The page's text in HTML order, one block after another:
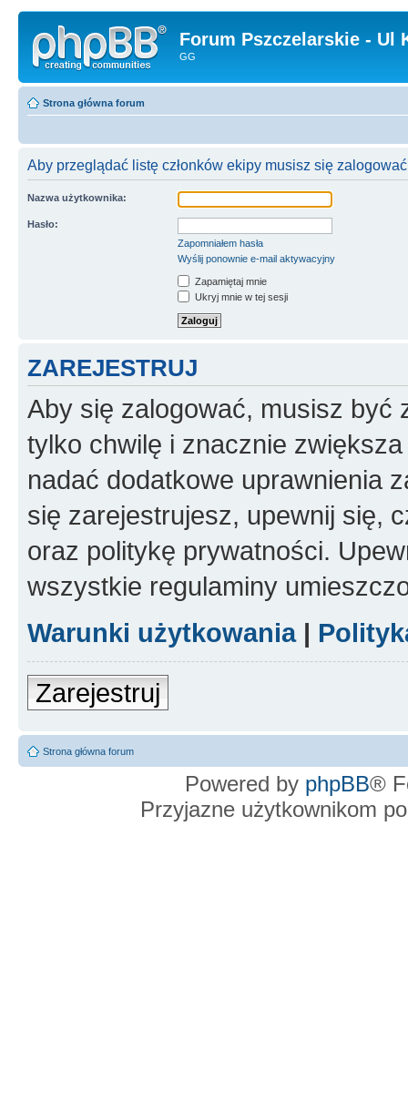
Forum Pszczelarskie - Ul
GG
Strona główna forum
Aby przeglądać listę członków ekipy musisz się
Nazwa użytkownika:
Hasło:
Zapomniałem hasła
Wyślij ponownie e-mail aktywacyjny
Zapamiętaj mnie
Ukryj mnie w tej sesji
ZAREJESTRUJ
Aby się zalogować, musisz być
tylko chwilę i znacznie
nadać dodatkowe uprawnienia
się zarejestrujesz, upewnij się,
oraz politykę prywatności.
wszystkie regulaminy
Warunki użytkowania|
Zarejestruj
Strona główna forum
Powered by phpBB®
Przyjazne użytkownikom